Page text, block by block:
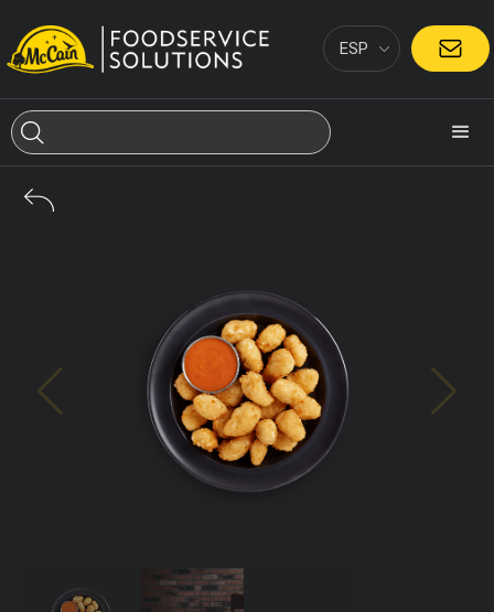
ESP CONTACTO